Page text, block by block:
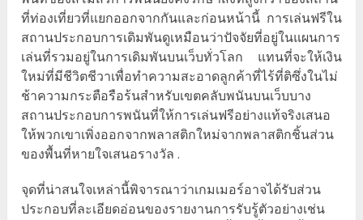
ที่ท่องเที่ยวที่แยกออกจากกันและก่อนหน้านี้ การเล่นฟรีใน
สถานประกอบการเดิมพันดูเหมือนว่าปัจจัยที่อยู่ในแผนการ
เล่นที่รวมอยู่ในการเดิมพันบนเว็บทั่วโลก แทนที่จะให้เงิน
ใหม่ที่มีชีวิตชีวาเพื่อทำความสะอาดลูกค้าที่ไร้ที่ติซึ่งในไม่
ช้าความกระตือรือร้นสำหรับเขตคลับพนันบนเว็บบาง
สถานประกอบการพนันที่ให้การเล่นฟรีอย่างแท้จริงเสนอ
ให้พวกเขาเพิ่งออกจากพลาสติกใหม่จากพลาสติกชิ้นส่วน
ของพื้นที่หายใจเสนอรางวัล .
จุดที่น่าสนใจเหล่านี้พิจารณาว่าเกมเมอร์อาจได้รับส่วน
ประกอบที่ละเอียดอ่อนของรายงานการรับรู้ตัวอย่างเช่น